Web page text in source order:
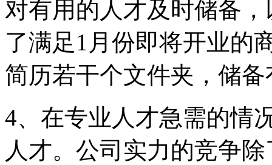
对有用的人才及时储备
了满足1月份即将开业的
简历若干个文件夹，储
4、在专业人才急需的情
人才。公司实力的竞争